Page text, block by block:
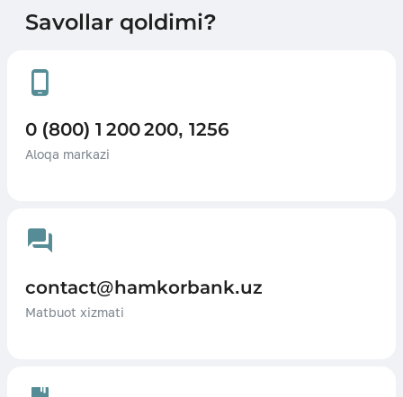
Savollar qoldimi?
0 (800) 1 200 200, 1256
Aloqa markazi
contact@hamkorbank.uz
Matbuot xizmati